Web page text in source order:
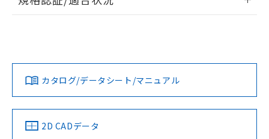
ログイン/会員登録
ダウンロードデータをご利用いただく前に、以下を必ずお読
みください。
ソフトウェアの使用条件
EU RoHS 注意事項・凡例
対応済み
中国 RoHS 注意事項・凡例
LR型式承認
（イギリス
船舶規格）
DNV型式承認
（ノルウェー
BV型式承認
（フランス
KR型式
（韓国
カタログ/データシート/マニュアル
2D CADデータ